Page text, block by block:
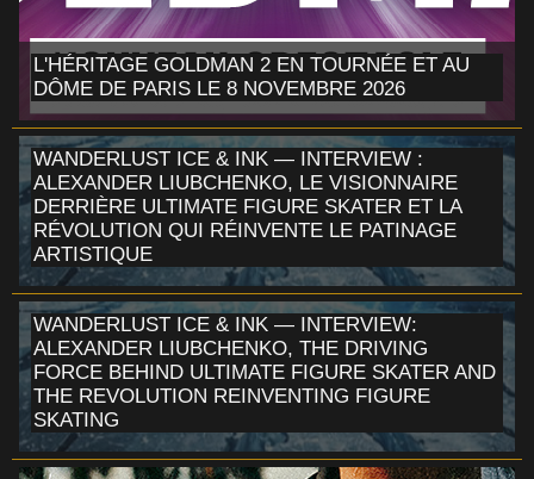
L'HÉRITAGE GOLDMAN 2 EN TOURNÉE ET AU
DÔME DE PARIS LE 8 NOVEMBRE 2026
WANDERLUST ICE & INK — INTERVIEW :
ALEXANDER LIUBCHENKO, LE VISIONNAIRE
DERRIÈRE ULTIMATE FIGURE SKATER ET LA
RÉVOLUTION QUI RÉINVENTE LE PATINAGE
ARTISTIQUE
WANDERLUST ICE & INK — INTERVIEW:
ALEXANDER LIUBCHENKO, THE DRIVING
FORCE BEHIND ULTIMATE FIGURE SKATER AND
THE REVOLUTION REINVENTING FIGURE
SKATING